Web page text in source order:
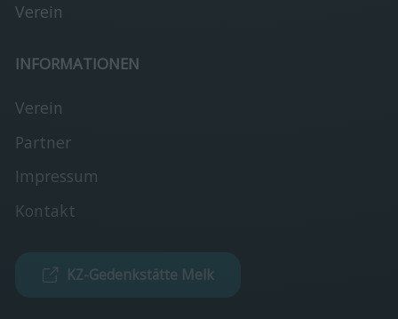
Verein
INFORMATIONEN
Verein
Partner
Impressum
Kontakt
KZ-Gedenkstätte Melk